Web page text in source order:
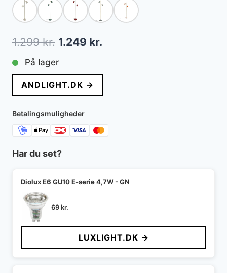
1.299kr. Den
oprindelige
pris
var:
1.299 kr..
1.249 kr.
pris
er:
På lager
ANDLIGHT.DK →
Betalingsmuligheder
Har du set?
Diolux E6 GU10 E-serie 4,7W - GN
69kr.
LUXLIGHT.DK →